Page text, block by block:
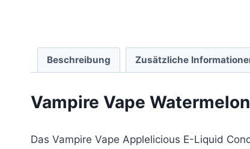
Beschreibung Zusätzliche
Vampire Vape
Das Vampire Vape Applelicious E-Liquid